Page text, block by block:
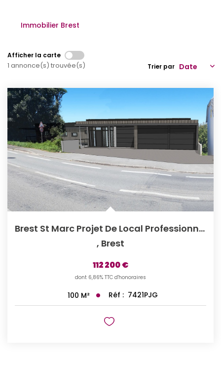
Qui Sommes-Nous
Partenariats
Nous Rejoindre
Nos Actualités
ESPACE CLIENT
Gestion Locative
Mon Compte
CONTACT
Immobilier Brest
Afficher la carte
1 annonce(s) trouvée(s) Trier par
Brest St Marc Projet De Local Professionnel
, Brest
112 200 €
dont 6,86% TTC d'honoraires
100 M² Réf : 7421PJG